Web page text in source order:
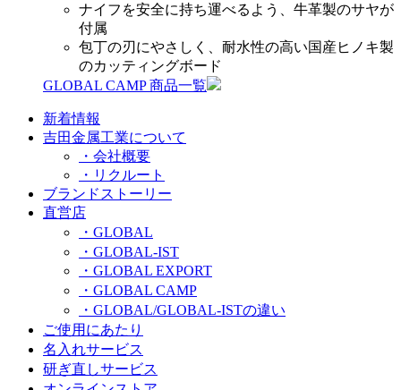
ナイフを安全に持ち運べるよう、牛革製のサヤが
付属
包丁の刃にやさしく、耐水性の高い国産ヒノキ製
のカッティングボード
GLOBAL CAMP 商品一覧
新着情報
吉田金属工業について
・会社概要
・リクルート
ブランドストーリー
直営店
・GLOBAL
・GLOBAL-IST
・GLOBAL EXPORT
・GLOBAL CAMP
・GLOBAL/GLOBAL-ISTの違い
ご使用にあたり
名入れサービス
研ぎ直しサービス